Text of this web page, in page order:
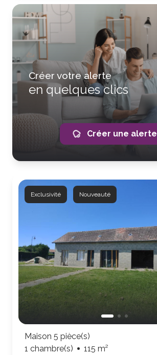
Créer votre alerte
en quelques clics
Créer une alerte
Exclusivité Nouveauté
Maison 5 pièce(s)
1 chambre(s)
115 m²